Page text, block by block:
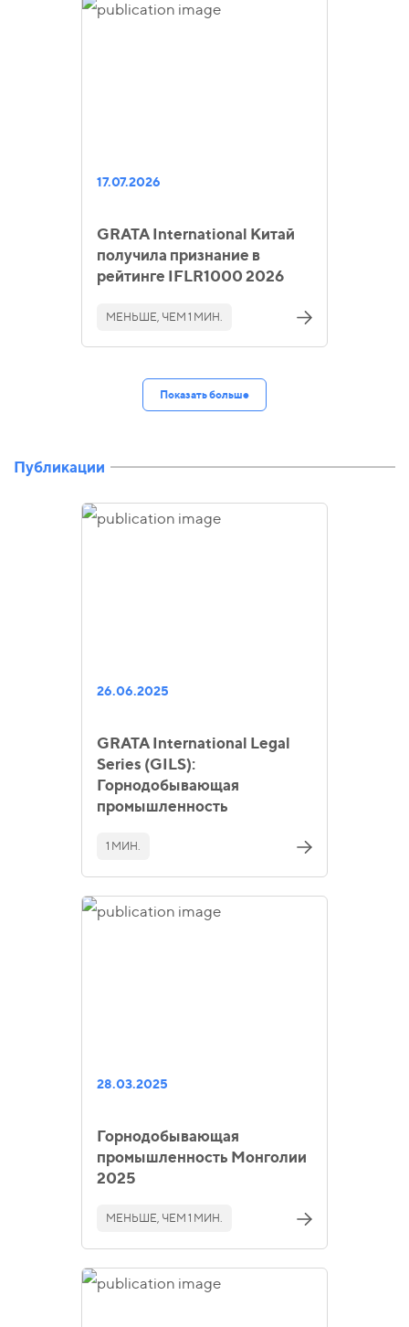
17.07.2026
GRATA International Китай
получила признание в
рейтинге IFLR1000 2026
МЕНЬШЕ, ЧЕМ 1 МИН.
Показать больше
Публикации
26.06.2025
GRATA International Legal
Series (GILS):
Горнодобывающая
промышленность
1 МИН.
28.03.2025
Горнодобывающая
промышленность Монголии
2025
МЕНЬШЕ, ЧЕМ 1 МИН.